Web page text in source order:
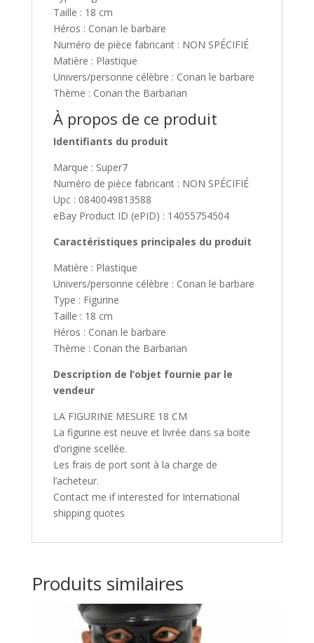
Taille : 18 cm
Héros : Conan le barbare
Numéro de pièce fabricant : NON SPÉCIFIÉ
Matière : Plastique
Univers/personne célèbre : Conan le barbare
Thème : Conan the Barbarian
À propos de ce produit
Identifiants du produit
Marque : Super7
Numéro de pièce fabricant : NON SPÉCIFIÉ
Upc : 0840049813588
eBay Product ID (ePID) : 14055754504
Caractéristiques principales du produit
Matière : Plastique
Univers/personne célèbre : Conan le barbare
Type : Figurine
Taille : 18 cm
Héros : Conan le barbare
Thème : Conan the Barbarian
Description de l’objet fournie par le
vendeur
LA FIGURINE MESURE 18 CM
La figurine est neuve et livrée dans sa boite
d’origine scellée.
Les frais de port sont à la charge de
l’acheteur.
Contact me if interested for International
shipping quotes
Produits similaires